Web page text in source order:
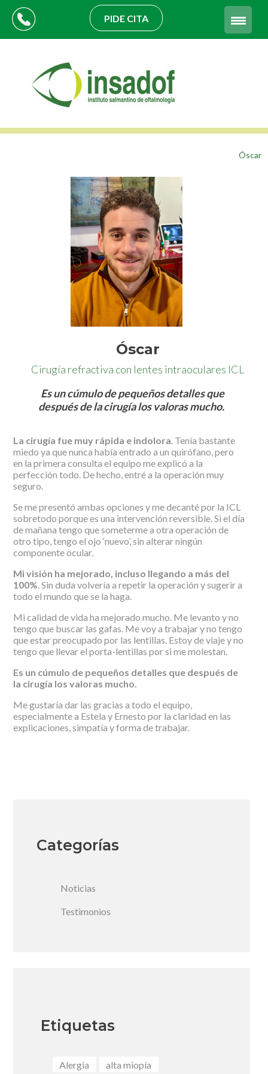
PIDE CITA
Óscar
Óscar
Cirugía refractiva con lentes intraoculares ICL
Es un cúmulo de pequeños detalles que
después de la cirugía los valoras mucho.
La cirugía fue muy rápida e indolora. Tenía bastante
miedo ya que nunca había entrado a un quirófano, pero
en la primera consulta el equipo me explicó a la
perfección todo. De hecho, entré a la operación muy
seguro.
Se me presentó ambas opciones y me decanté por la ICL
sobretodo porque es una intervención reversible. Si el día
de mañana tengo que someterme a otra operación de
otro tipo, tengo el ojo ‘nuevo’, sin alterar ningún
componente ocular.
Mi visión ha mejorado, incluso llegando a más del
100%. Sin duda volvería a repetir la operación y sugerir a
todo el mundo que se la haga.
Mi calidad de vida ha mejorado mucho. Me levanto y no
tengo que buscar las gafas. Me voy a trabajar y no tengo
que estar preocupado por las lentillas. Estoy de viaje y no
tengo que llevar el porta-lentillas por si me molestan.
Es un cúmulo de pequeños detalles que después de
la cirugía los valoras mucho.
Me gustaría dar las gracias a todo el equipo,
especialmente a Estela y Ernesto por la claridad en las
explicaciones, simpatía y forma de trabajar.
Categorías
Noticias
Testimonios
Etiquetas
Alergia alta miopía